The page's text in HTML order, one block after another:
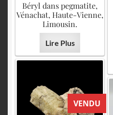
Béryl dans pegmatite,
Vénachat, Haute-Vienne,
Limousin.
Lire Plus
VENDU